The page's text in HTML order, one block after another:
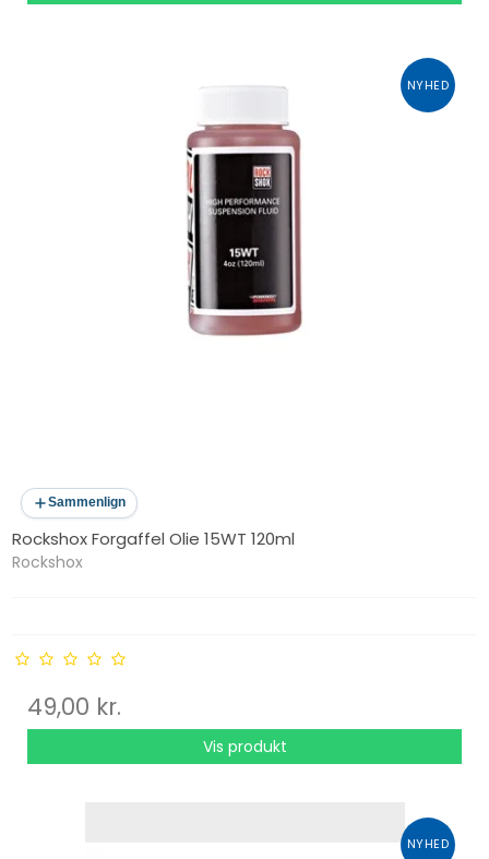
NYHED
Sammenlign
Rockshox Forgaffel Olie 15WT 120ml
Rockshox
49,00 kr.
Vis produkt
NYHED